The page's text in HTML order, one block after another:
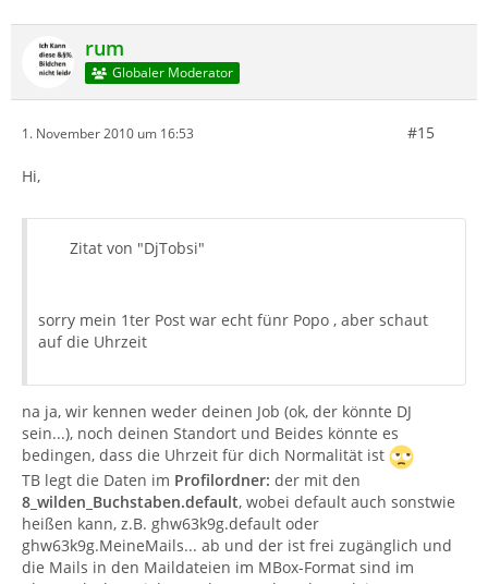
rum
Globaler Moderator
1. November 2010 um 16:53 #15
Hi,
Zitat von "DjTobsi"
sorry mein 1ter Post war echt fünr Popo , aber schaut
auf die Uhrzeit
na ja, wir kennen weder deinen Job (ok, der könnte DJ
sein...), noch deinen Standort und Beides könnte es
bedingen, dass die Uhrzeit für dich Normalität ist
TB legt die Daten im Profilordner: der mit den
8_wilden_Buchstaben.default, wobei default auch sonstwie
heißen kann, z.B. ghw63k9g.default oder
ghw63k9g.MeineMails... ab und der ist frei zugänglich und
die Mails in den Maildateien im MBox-Format sind im